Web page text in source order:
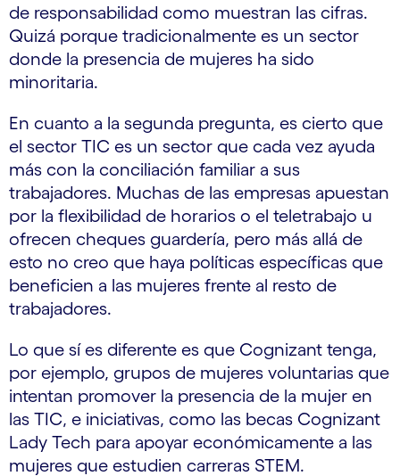
de responsabilidad como muestran las cifras.
Quizá porque tradicionalmente es un sector
donde la presencia de mujeres ha sido
minoritaria.
En cuanto a la segunda pregunta, es cierto que
el sector TIC es un sector que cada vez ayuda
más con la conciliación familiar a sus
trabajadores. Muchas de las empresas apuestan
por la flexibilidad de horarios o el teletrabajo u
ofrecen cheques guardería, pero más allá de
esto no creo que haya políticas específicas que
beneficien a las mujeres frente al resto de
trabajadores.
Lo que sí es diferente es que Cognizant tenga,
por ejemplo, grupos de mujeres voluntarias que
intentan promover la presencia de la mujer en
las TIC, e iniciativas, como las becas Cognizant
Lady Tech para apoyar económicamente a las
mujeres que estudien carreras STEM.